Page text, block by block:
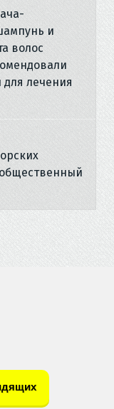
и
волос
лечения